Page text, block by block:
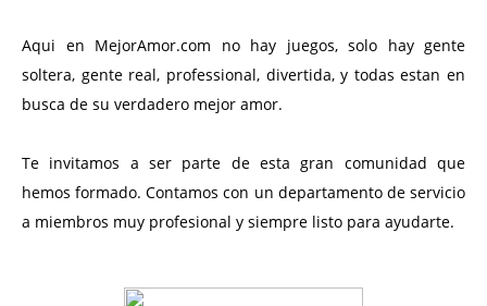
Aqui en MejorAmor.com no hay juegos, solo hay gente
soltera, gente real, professional, divertida, y todas estan en
busca de su verdadero mejor amor.
Te invitamos a ser parte de esta gran comunidad que
hemos formado. Contamos con un departamento de servicio
a miembros muy profesional y siempre listo para ayudarte.